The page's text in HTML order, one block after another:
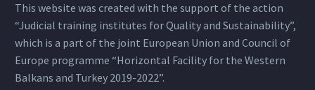
This website was created with the support of the action
“Judicial training institutes for Quality and Sustainability”,
which is a part of the joint European Union and Council of
Europe programme “Horizontal Facility for the Western
Balkans and Turkey 2019-2022”.